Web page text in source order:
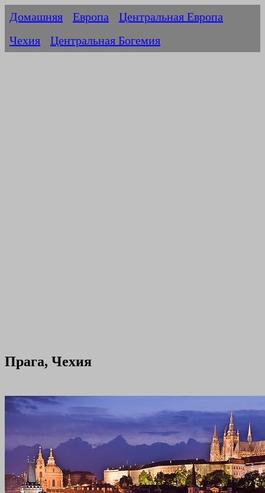
Домашняя Европа
Центральная Европа
Чехия
Центральная Богемия
Прага, Чехия